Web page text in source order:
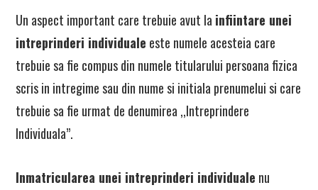
Un aspect important care trebuie avut la infiintare unei
intreprinderi individuale este numele acesteia care
trebuie sa fie compus din numele titularului persoana fizica
scris in intregime sau din nume si initiala prenumelui si care
trebuie sa fie urmat de denumirea ,,Intreprindere
Individuala”.
Inmatricularea unei intreprinderi individuale nu